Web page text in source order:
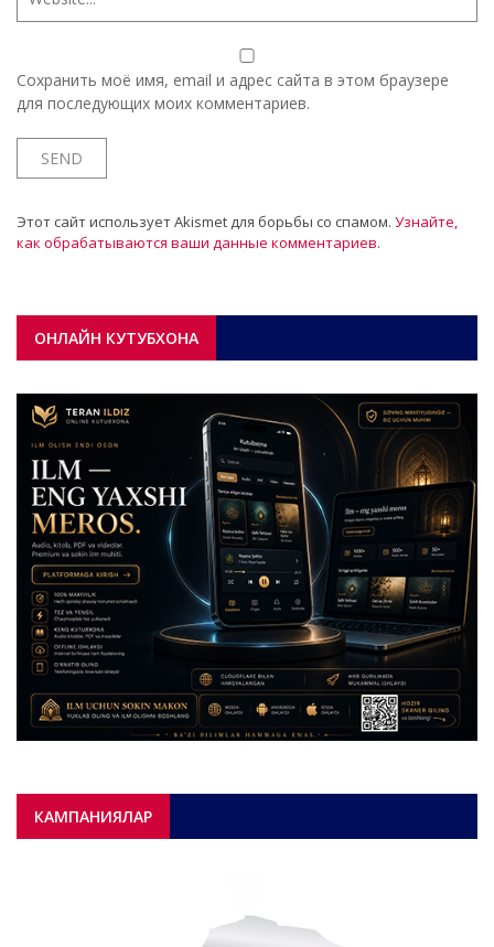
Сохранить моё имя, email и адрес сайта в этом браузере
для последующих моих комментариев.
Этот сайт использует Akismet для борьбы со спамом. Узнайте,
как обрабатываются ваши данные комментариев.
ОНЛАЙН КУТУБХОНА
КАМПАНИЯЛАР